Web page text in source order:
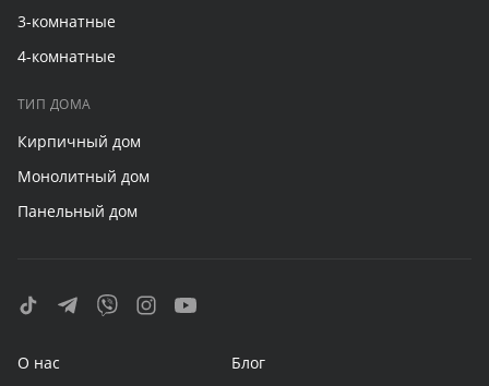
3-комнатные
4-комнатные
ТИП ДОМА
Кирпичный дом
Монолитный дом
Панельный дом
О нас Блог